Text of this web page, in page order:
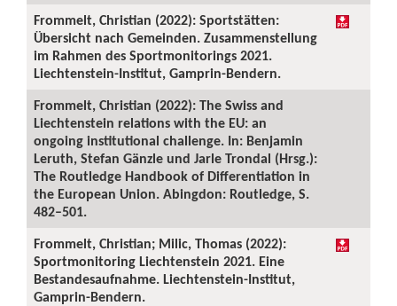
Frommelt, Christian (2022): Sportstätten:
Übersicht nach Gemeinden. Zusammenstellung
im Rahmen des Sportmonitorings 2021.
Liechtenstein-Institut, Gamprin-Bendern.
Frommelt, Christian (2022): The Swiss and
Liechtenstein relations with the EU: an
ongoing institutional challenge. In: Benjamin
Leruth, Stefan Gänzle und Jarle Trondal (Hrsg.):
The Routledge Handbook of Differentiation in
the European Union. Abingdon: Routledge, S.
482–501.
Frommelt, Christian; Milic, Thomas (2022):
Sportmonitoring Liechtenstein 2021. Eine
Bestandesaufnahme. Liechtenstein-Institut,
Gamprin-Bendern.